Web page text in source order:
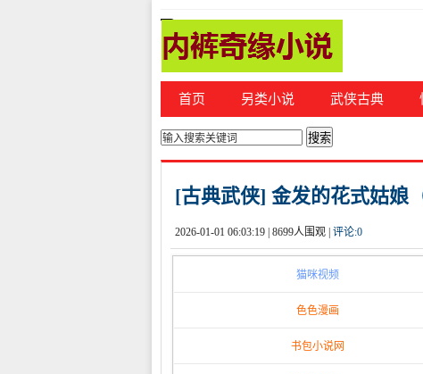
首页 另类小说 武侠古典
你的位置： 首页>都市激情
[古典武侠] 金发的花式姑娘
2026-01-01 06:03:19 | 8699人围观 | 评论:0
猫咪视频
色色漫画
书包小说网